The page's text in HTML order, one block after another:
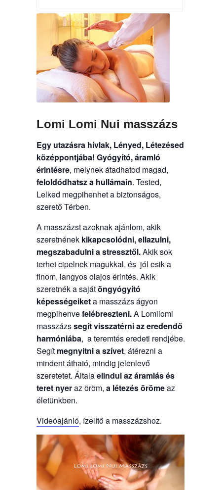
Lomi Lomi Nui masszázs
Egy utazásra hívlak, Lényed, Létezésed
középpontjába! Gyógyító, áramló
érintésre, melynek átadhatod magad,
feloldódhatsz a hullámain. Tested,
Lelked megpihenhet a biztonságos,
szerető Térben.
A masszázst azoknak ajánlom, akik
szeretnének kikapcsolódni, ellazulni,
megszabadulni a stressztől.Akik sok
terhet cipelnek magukkal, és jól esik a
finom, langyos olajos érintés. Akik
szeretnék a sajátöngyógyító
képességeiketa masszázs ágyon
megpihenvefelébreszteni.A Lomilomi
masszázssegít visszatérni az eredendő
harmóniába, a teremtés eredeti rendjébe.
Segít megnyitni a szívet, átérezni a
mindent átható, mindig jelenlevő
szeretetet. Általaelindul az áramlás és
teret nyeraz öröm, a létezés örömeaz
életünkben.
Videóajánló, ízelítő a masszázshoz.